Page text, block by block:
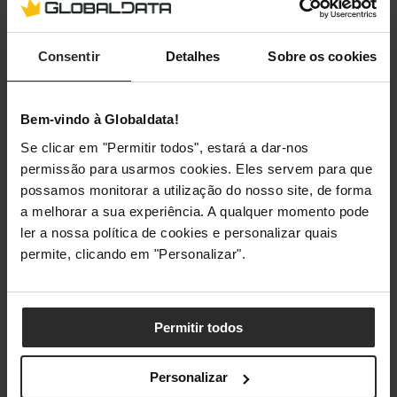
Consentir Detalhes Sobre os cookies
Bem-vindo à Globaldata!
Se clicar em "Permitir todos", estará a dar-nos
permissão para usarmos cookies. Eles servem para que
possamos monitorar a utilização do nosso site, de forma
a melhorar a sua experiência. A qualquer momento pode
ler a nossa política de cookies e personalizar quais
permite, clicando em "Personalizar".
Permitir todos
Personalizar